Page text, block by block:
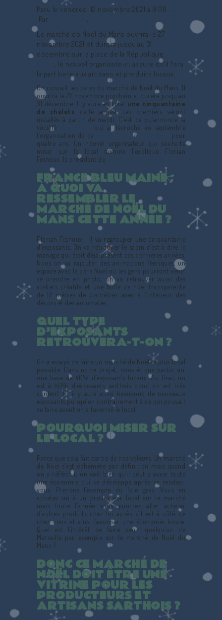
Paru le vendredi 12 novembre 2021 à 9:09 –
Par
,
Le marché de Noël du Mans ouvrira le 27
novembre 2021 et durera jusqu’au 31
décembre sur la place de la République.
, le nouvel organisateur, assure qu’il fera
la part belle aux artisans et produits locaux.
On connait les dates du marché de Noël du Mans. Il
ouvrira le 27 novembre prochain et durera jusqu’au
31 décembre. Il y aura au total une cinquantaine
de chalets cette année. Les premiers seront
installés à partir de mardi. C’est ce qu’annonce la
société
qui a décroché en septembre
l’organisation de ce
marché de Noël du Mans
pour
quatre ans. Un nouvel organisateur qui souhaite
miser sur le local comme l’explique Florian
Fesnoux, le président de
FRANCE BLEU MAINE :
À QUOI VA
RESSEMBLER LE
MARCHÉ DE NOËL DU
MANS CETTE ANNÉE ?
Florian Fesnoux : Il va regrouper une cinquantaine
d’exposants. On va retrouver le sapin c’est à dire le
manège qui était déjà présent ces dernières années.
Nous on va rajouter des animations féériques, un
espace avec le père Noël où les gens pourront venir
se prendre en photo, on va retrouver aussi des
ateliers créatifs et une bulle de noël transparente
de 12 mètres de diamètres avec à l’intérieur des
décors et des automates.
QUEL TYPE
D’EXPOSANTS
RETROUVERA-T-ON ?
On a essayé de faire un marché de Noël le plus local
possible. Dans notre projet, nous étions partis sur
une base de 40% d’exposants locaux. Au final, on
est à 50% d’exposants sarthois donc on est très
content. Et il y aura aussi beaucoup de nouveaux
exposants puisqu’on contrairement à ce qui pouvait
se faire avant on a favorisé le local.
POURQUOI MISER SUR
LE LOCAL ?
Parce que cela fait partie de nos valeurs. Un marché
de Noël s’est éphémère par définition mais quand
on y réfléchit, on voit bien qu’il peut y avoir toute
une économie qui se développe après ce rendez-
vous. Prenons l’exemple du foie gras. Vous en
achetez un à un producteur local sur le marché
mais toute l’année vous pourrez aller acheter
d’autres produits chez lui après s’il est à côté de
chez vous et ainsi favoriser une économie locale.
Quel est l’intérêt de faire venir quelqu’un de
Marseille par exemple sur le marché de Noël du
Mans ?
DONC CE MARCHÉ DE
NOËL DOIT ÊTRE UNE
VITRINE POUR LES
PRODUCTEURS ET
ARTISANS SARTHOIS ?